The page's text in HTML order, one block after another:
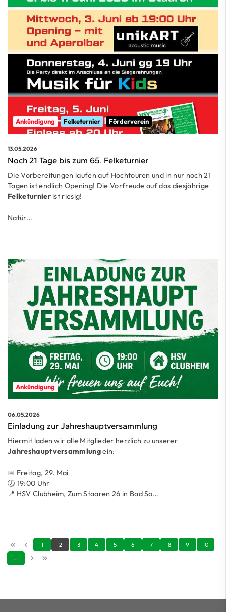
Ankündigung Felketurnier Förderverein
13.05.2026
Noch 21 Tage bis zum 65. Felketurnier
Die Vorbereitungen laufen auf Hochtouren und in nur noch 21
Tagen ist endlich Opening! Die Vorfreude auf das diesjährige
Felketurnierist riesig!
Natür…
Ankündigung
06.05.2026
Einladung zur Jahreshauptversammlung
Hiermit laden wir alle Mitglieder herzlich zu unserer
Jahreshauptversammlungein:
📅 Freitag, 29. Mai
🕖 19:00 Uhr
📍 HSV Clubheim, Zum Staaren 26 in Bad So…
1 2 3 4 5 6 7 8 9
10
…